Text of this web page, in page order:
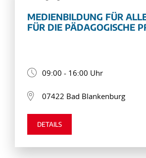
MEDIENBILDUNG FÜR
FÜR DIE PÄDAGOGISCHE
09:00 - 16:00 Uhr
07422 Bad Blankenburg
DETAILS